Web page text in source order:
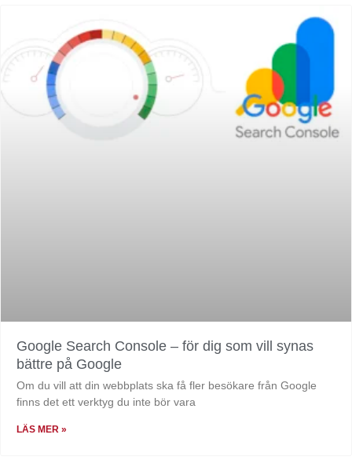
Google Search Console – för dig som vill synas
bättre på Google
Om du vill att din webbplats ska få fler besökare från Google
finns det ett verktyg du inte bör vara
LÄS MER »